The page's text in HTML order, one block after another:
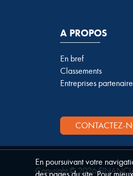
A PROPOS
En bref
Classements
Entreprises
CONTACTEZ-
Copyright © 2026
En poursuivant votre